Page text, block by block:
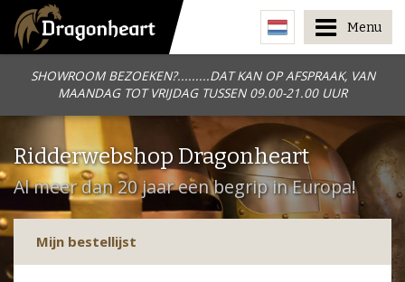
SHOWROOM BEZOEKEN?.........DAT KAN OP AFSPRAAK, VAN
MAANDAG TOT VRIJDAG TUSSEN 09.00-21.00 UUR
Menu
Ridderwebshop Dragonheart
Al meer dan 20 jaar een begrip in Europa!
Mijn bestellijst